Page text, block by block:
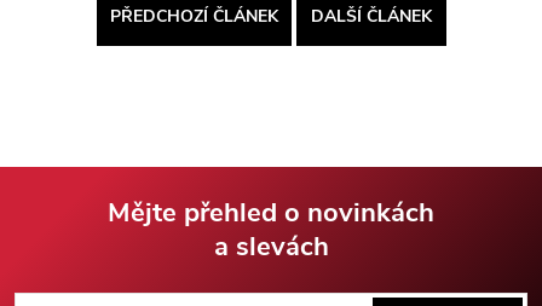
PŘEDCHOZÍ ČLÁNEK DALŠÍ ČLÁNEK
Mějte přehled o novinkách
a slevách